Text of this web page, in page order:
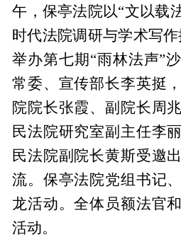
午，保亭法院以“文以
时代法院调研与学术写作
举办第七期“雨林法声”
常委、宣传部长李英挺
院院长张霞、副院长周
民法院研究室副主任李
民法院副院长黄斯受邀
流。保亭法院党组书记
龙活动。全体员额法官
活动。